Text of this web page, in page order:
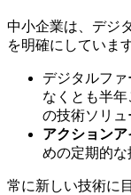
中小企業は、デジ
を明確にしています
デジタルフ
なくとも半
の技術ソリュ
アクションア
めの定期的な
常に新しい技術に